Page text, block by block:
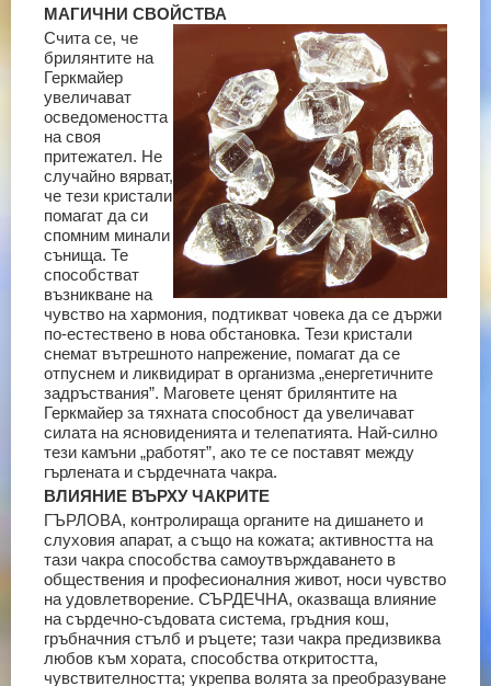
МАГИЧНИ СВОЙСТВА
Счита се, че
брилянтите на
Геркмайер
увеличават
осведомеността
на своя
притежател. Не
случайно вярват,
че тези кристали
помагат да си
спомним минали
сънища. Те
способстват
възникване на
чувство на хармония, подтикват човека да се държи
по-естествено в нова обстановка. Тези кристали
снемат вътрешното напрежение, помагат да се
отпуснем и ликвидират в организма „енергетичните
задръствания”. Маговете ценят брилянтите на
Геркмайер за тяхната способност да увеличават
силата на ясновиденията и телепатията. Най-силно
тези камъни „работят”, ако те се поставят между
гърлената и сърдечната чакра.
ВЛИЯНИЕ ВЪРХУ ЧАКРИТЕ
ГЪРЛОВА, контролираща органите на дишането и
слуховия апарат, а също на кожата; активността на
тази чакра способства самоутвърждаването в
обществения и професионалния живот, носи чувство
на удовлетворение. СЪРДЕЧНА, оказваща влияние
на сърдечно-съдовата система, гръдния кош,
гръбначния стълб и ръцете; тази чакра предизвиква
любов към хората, способства откритостта,
чувствителността; укрепва волята за преобразуване